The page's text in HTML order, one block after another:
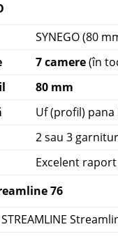
SYNEGO (80
7 camere(în
80 mm
Uf (profil) pana
2 sau 3
Excelent
76
STREAMLINE